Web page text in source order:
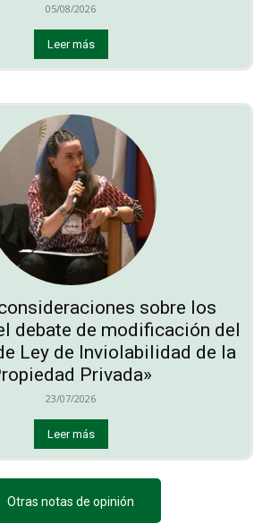
05/08/2026
Leer más
sobre los
debate de modificación del
Ley de Inviolabilidad de la
Privada»
23/07/2026
Leer más
Otras notas de opinión